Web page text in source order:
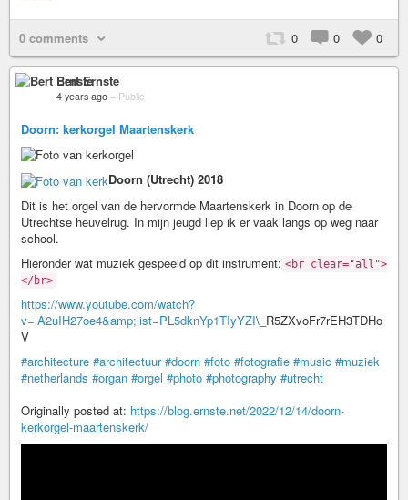
0 comments 0 0 0
Bert Ernste
4 years ago – Public
Doorn: kerkorgel Maartenskerk
Doorn (Utrecht) 2018
Dit is het orgel van de hervormde Maartenskerk in Doorn op de
Utrechtse heuvelrug. In mijn jeugd liep ik er vaak langs op weg naar
school.
Hieronder wat muziek gespeeld op dit instrument: <br clear="all">
</br>
https://www.youtube.com/watch?
v=lA2uIH27oe4&amp;list=PL5dknYp1TIyYZI\_R5ZXvoFr7rEH3TDHo
V
#architecture #architectuur #doorn #foto #fotografie #music #muziek
#netherlands #organ #orgel #photo #photography #utrecht
Originally posted at: https://blog.ernste.net/2022/12/14/doorn-
kerkorgel-maartenskerk/